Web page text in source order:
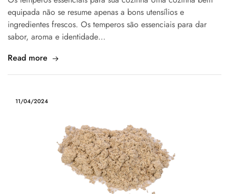
equipada não se resume apenas a bons utensílios e
ingredientes frescos. Os temperos são essenciais para dar
sabor, aroma e identidade…
Read more
11/04/2024